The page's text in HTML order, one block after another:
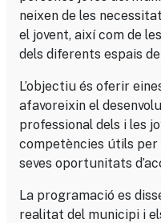
neixen de les
el jovent, així com de
dels diferents espais
L’objectiu és oferir
afavoreixin el
professional dels i les
competències útils per
seves oportunitats
La programació es
realitat del municipi i